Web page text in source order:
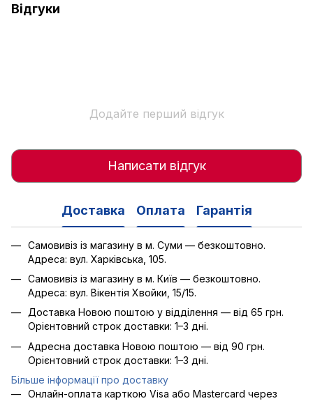
Відгуки
Додайте перший відгук
Написати відгук
Доставка Оплата Гарантія
Самовивіз із магазину в м. Суми — безкоштовно.
Адреса: вул. Харківська, 105.
Самовивіз із магазину в м. Київ — безкоштовно.
Адреса: вул. Вікентія Хвойки, 15/15.
Доставка Новою поштою у відділення — від 65 грн.
Орієнтовний строк доставки: 1–3 дні.
Адресна доставка Новою поштою — від 90 грн.
Орієнтовний строк доставки: 1–3 дні.
Більше інформації про доставку
Онлайн-оплата карткою Visa або Mastercard через